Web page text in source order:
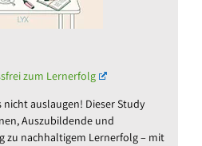
zum Lernerfolg
auslaugen! Dieser Study
Auszubildende und
zu nachhaltigem Lernerfolg – mit